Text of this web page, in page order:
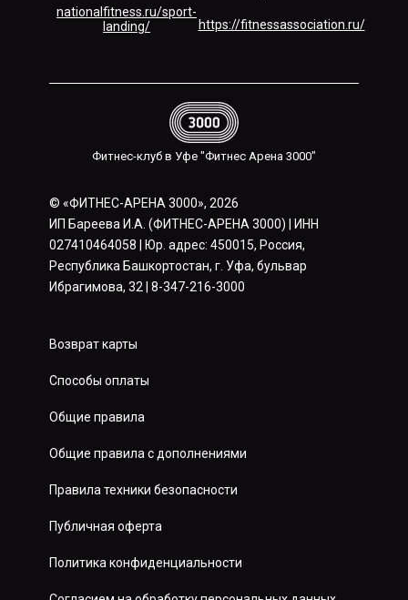
nationalfitness.ru/sport-
landing/
https://fitnessassociation.ru/
Фитнес-клуб в Уфе "Фитнес Арена 3000"
© «ФИТНЕС-АРЕНА 3000», 2026
ИП Бареева И.А. (ФИТНЕС-АРЕНА 3000) | ИНН
027410464058 | Юр. адрес: 450015, Россия,
Республика Башкортостан, г. Уфа, бульвар
Ибрагимова, 32 | 8-347-216-3000
Возврат карты
Способы оплаты
Общие правила
Общие правила с дополнениями
Правила техники безопасности
Публичная оферта
Политика конфиденциальности